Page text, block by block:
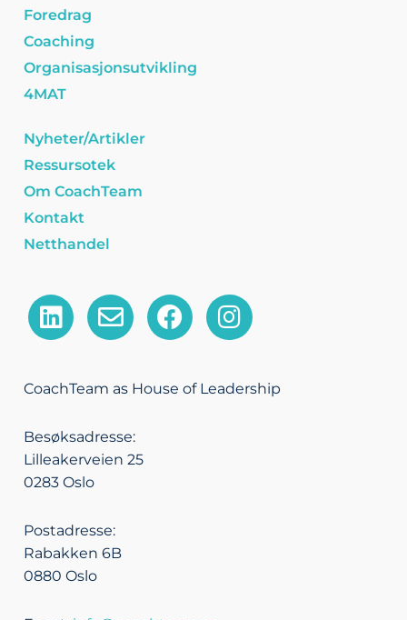
Foredrag
Coaching
Organisasjonsutvikling
4MAT
Nyheter/Artikler
Ressursotek
Om CoachTeam
Kontakt
Netthandel
L
i
k
d
i
n
E
n
e
o
p
F
a
e
I
n
t
CoachTeam as House of Leadership
Besøksadresse:
Lilleakerveien 25
0283 Oslo
Postadresse:
Rabakken 6B
0880 Oslo